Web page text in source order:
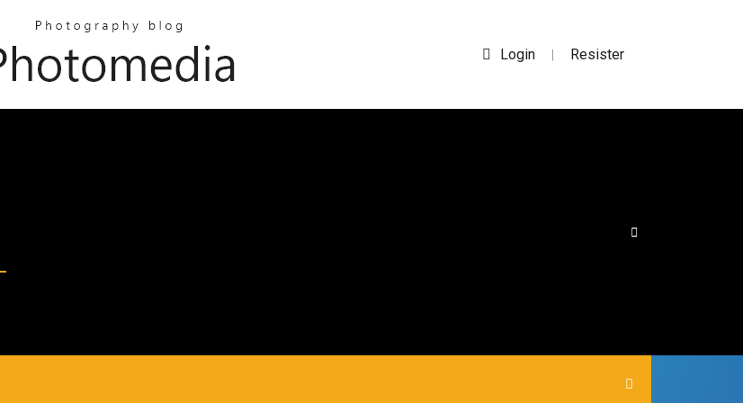
Login | Resister